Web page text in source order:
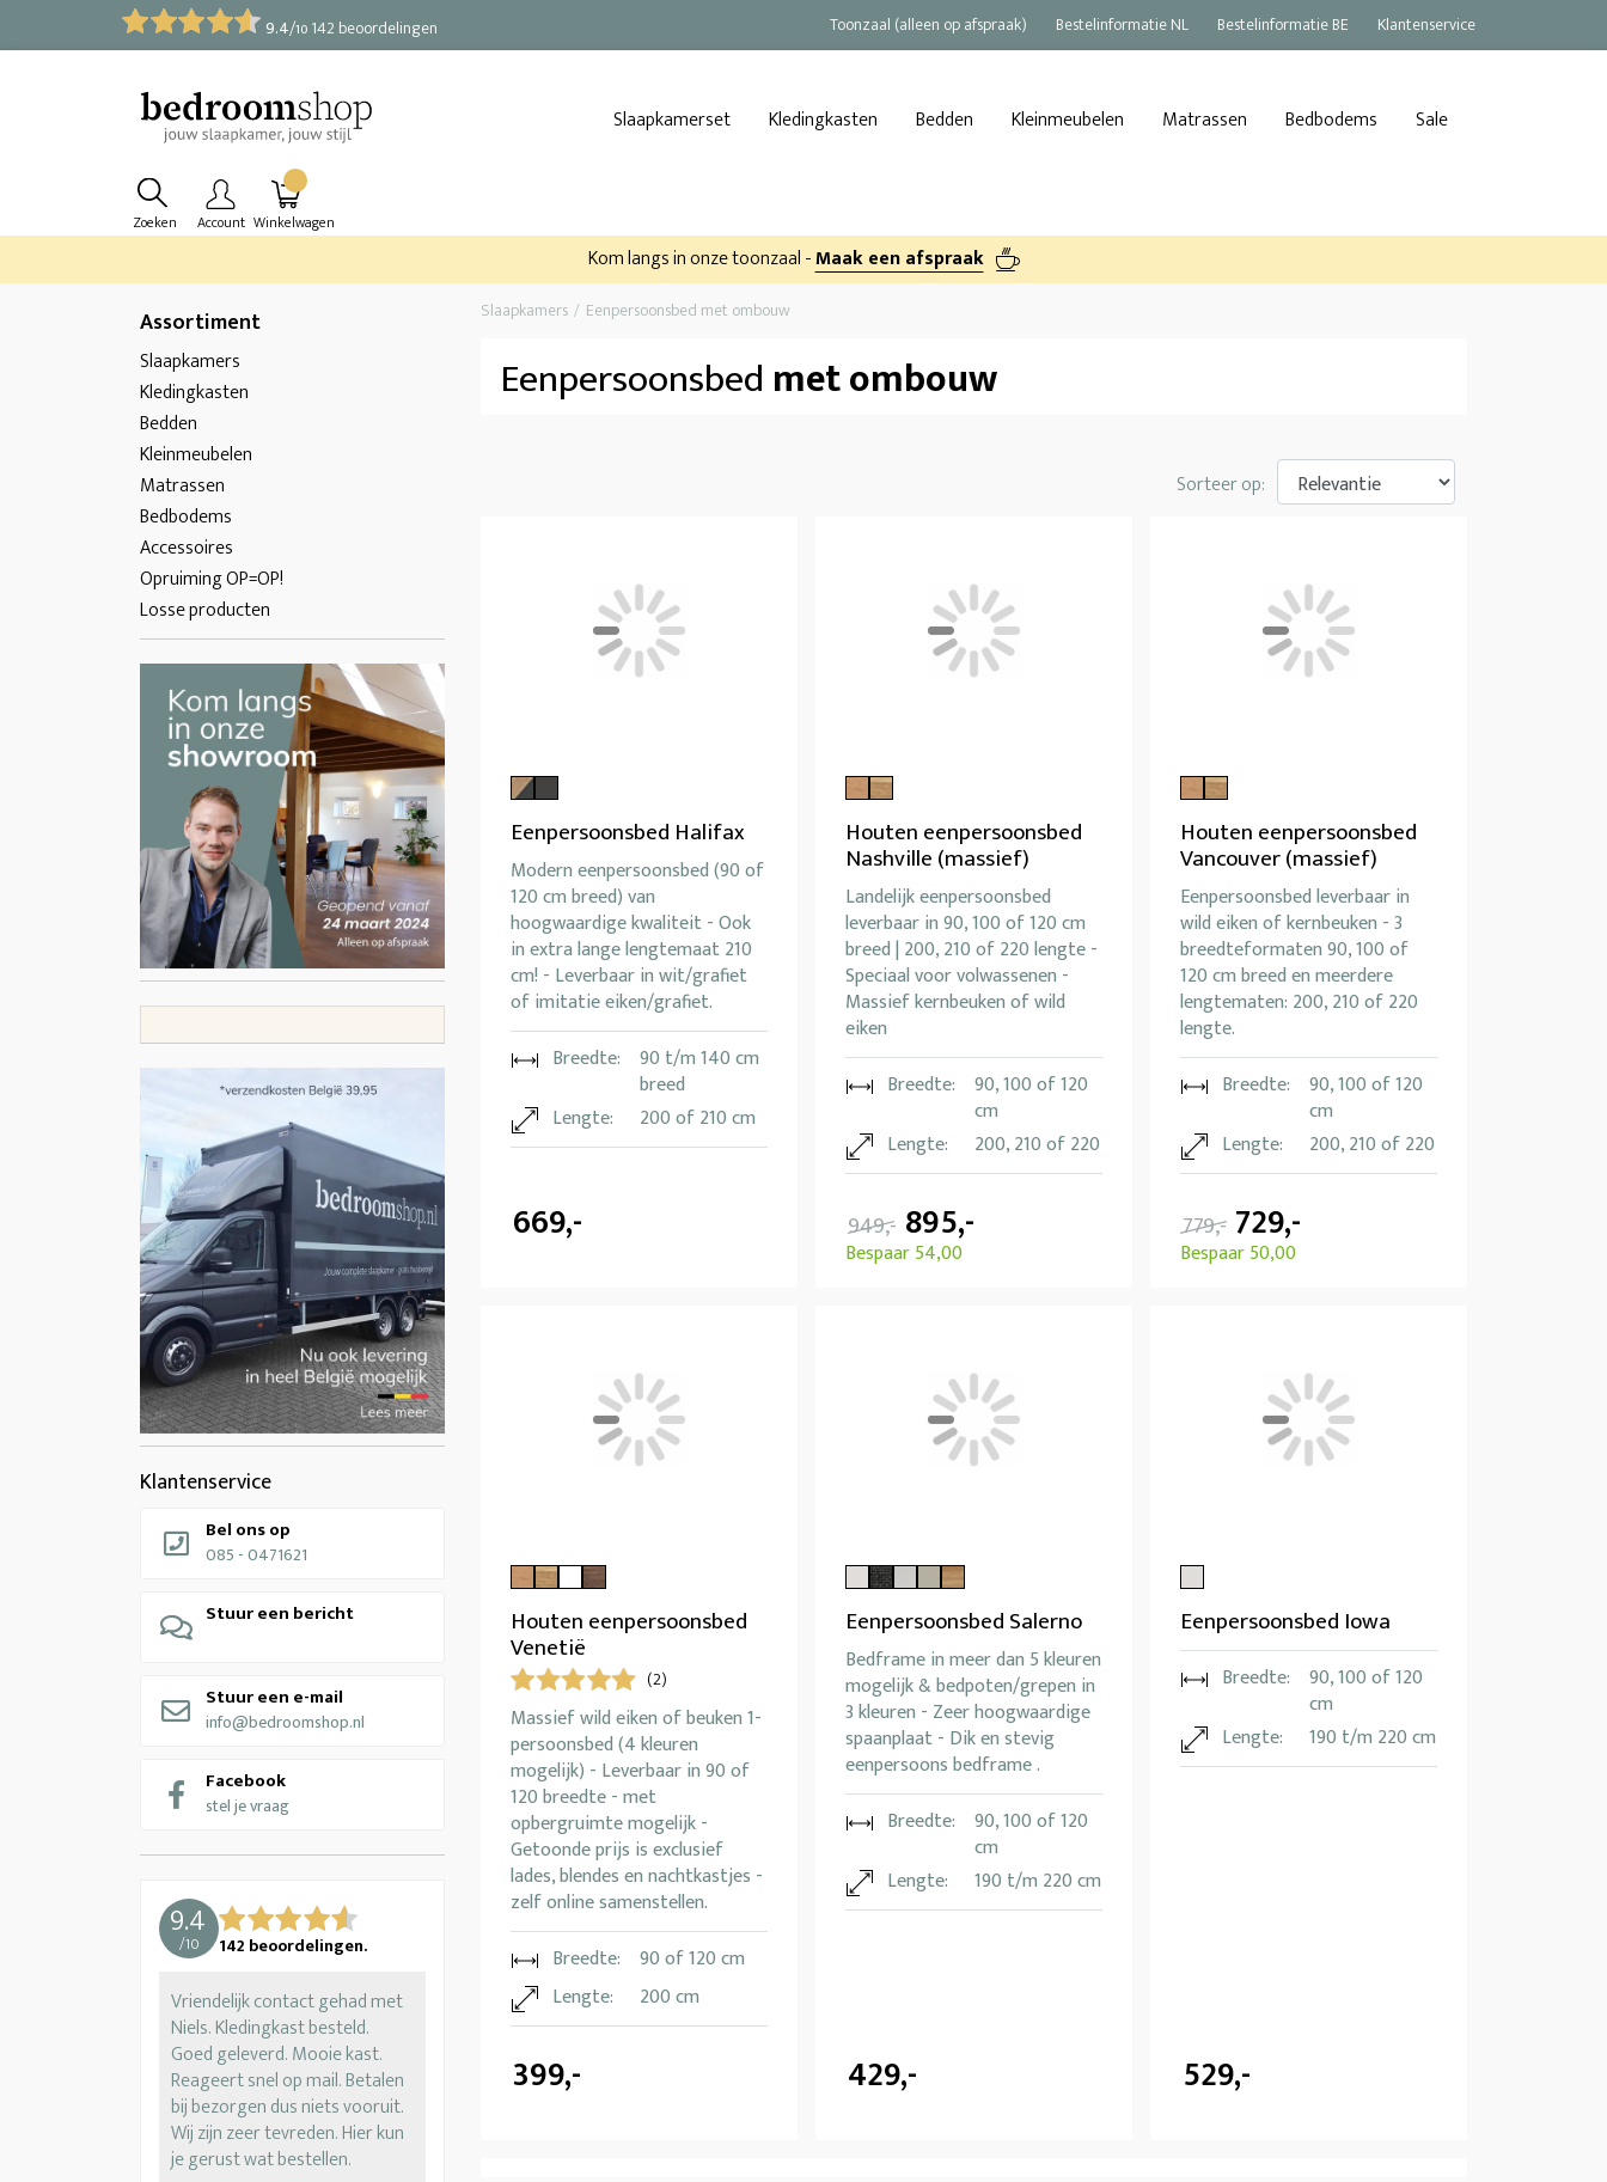
9.4/10 142 beoordelingen Toonzaal (alleen op afspraak) Bestelinformatie NL Bestelinformatie BE Klantenservice
Slaapkamerset Kledingkasten Bedden Kleinmeubelen Matrassen Bedbodems Sale
Zoeken Account Winkelwagen
Kom langs in onze toonzaal -Maak een afspraak
Assortiment
Slaapkamers
Kledingkasten
Bedden
Kleinmeubelen
Matrassen
Bedbodems
Accessoires
Opruiming OP=OP!
Losse producten
Klantenservice
Bel ons op
085 - 0471621
Stuur een bericht
Stuur een e-mail
info@bedroomshop.nl
Facebook
stel je vraag
9.4
/10 142 beoordelingen.
Vriendelijk contact gehad met
Niels. Kledingkast besteld.
Goed geleverd. Mooie kast.
Reageert snel op mail. Betalen
bij bezorgen dus niets vooruit.
Wij zijn zeer tevreden. Hier kun
je gerust wat bestellen.
Slaapkamers Eenpersoonsbed met ombouw
Eenpersoonsbed met ombouw
Sorteer op:
Eenpersoonsbed Halifax
Modern eenpersoonsbed (90 of
120 cm breed) van
hoogwaardige kwaliteit - Ook
in extra lange lengtemaat 210
cm! - Leverbaar in wit/grafiet
of imitatie eiken/grafiet.
Breedte:
90 t/m 140 cm
breed
Lengte:
200 of 210 cm
669,-
Houten eenpersoonsbed
Nashville (massief)
Landelijk eenpersoonsbed
leverbaar in 90, 100 of 120 cm
breed | 200, 210 of 220 lengte -
Speciaal voor volwassenen -
Massief kernbeuken of wild
eiken
Breedte:
90, 100 of 120
cm
Lengte:
200, 210 of 220
949,- 895,-
Bespaar 54,00
Houten eenpersoonsbed
Vancouver (massief)
Eenpersoonsbed leverbaar in
wild eiken of kernbeuken - 3
breedteformaten 90, 100 of
120 cm breed en meerdere
lengtematen: 200, 210 of 220
lengte.
Breedte:
90, 100 of 120
cm
Lengte:
200, 210 of 220
779,- 729,-
Bespaar 50,00
Houten eenpersoonsbed
Venetië
(2)
Massief wild eiken of beuken 1-
persoonsbed (4 kleuren
mogelijk) - Leverbaar in 90 of
120 breedte - met
opbergruimte mogelijk -
Getoonde prijs is exclusief
lades, blendes en nachtkastjes -
zelf online samenstellen.
Breedte:
90 of 120 cm
Lengte:
200 cm
399,-
Eenpersoonsbed Salerno
Bedframe in meer dan 5 kleuren
mogelijk & bedpoten/grepen in
3 kleuren - Zeer hoogwaardige
spaanplaat - Dik en stevig
eenpersoons bedframe .
Breedte:
90, 100 of 120
cm
Lengte:
190 t/m 220 cm
429,-
Eenpersoonsbed Iowa
Breedte:
90, 100 of 120
cm
Lengte:
190 t/m 220 cm
529,-